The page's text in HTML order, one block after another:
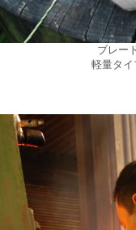
ブレー
軽量タ